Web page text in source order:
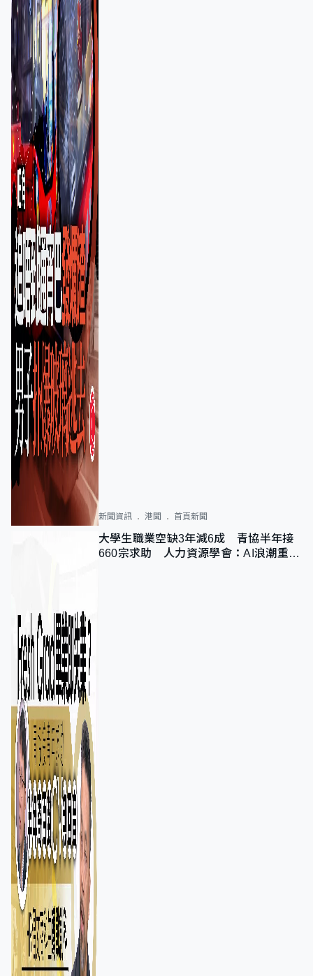
新聞資訊 港聞 首頁新聞
大學生職業空缺3年減6成 青協半年接
660宗求助 人力資源學會：AI浪潮重整